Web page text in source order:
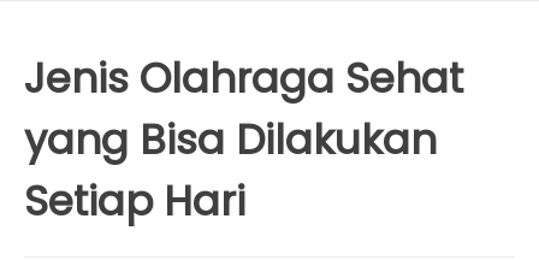
Jenis Olahraga Sehat
yang Bisa Dilakukan
Setiap Hari